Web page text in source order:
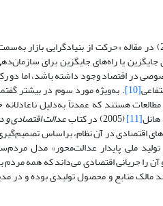
یا راه‌های جایگزین برای
در اقتصاد وجود داشته ‌باشد، اما دو
[10] . به‌ویژه مورد سوم در بیشتر
هستند که عمدتاً به‌دلیل
هانل[11] (2005) در کتاب عدالت اقتصادی و
اقتصادی در آن نظام، براساس
دینی، بستر تولید ملی پایدار
را جریانی اقتصادی می‌داند که همه
مالک منابع و محصول تولیدی بوده و